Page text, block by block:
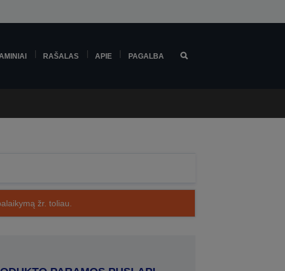
RAŠALAS APIE PAGALBA
žr. toliau.